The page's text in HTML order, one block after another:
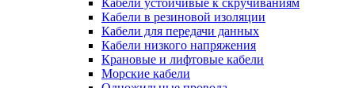
Кабели устойчивые к скручиваниям
Кабели в резиновой изоляции
Кабели для передачи данных
Кабели низкого напряжения
Крановые и лифтовые кабели
Морские кабели